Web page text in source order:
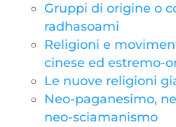
Gruppi di origine o
radhasoami
Religioni e
cinese ed estremo-
Le nuove religioni
Neo-paganesimo,
neo-sciamanismo